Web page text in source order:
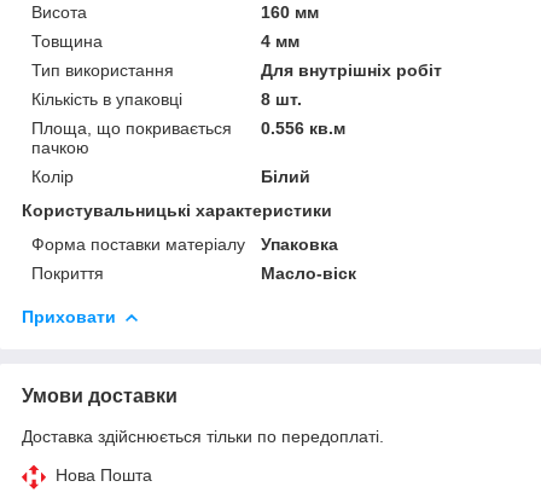
Висота
160 мм
Товщина
4 мм
Тип використання
Для внутрішніх робіт
Кількість в упаковці
8 шт.
Площа, що покривається
пачкою
0.556 кв.м
Колір
Білий
Користувальницькі характеристики
Форма поставки матеріалу
Упаковка
Покриття
Масло-віск
Приховати
Умови доставки
Доставка здійснюється тільки по передоплаті.
Нова Пошта